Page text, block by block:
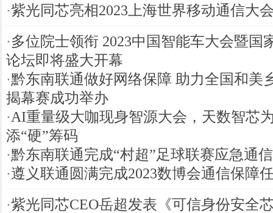
·紫光同芯亮相2023上海世界移动通信大
·多位院士领衔 2023中国智能车大会暨国
论坛即将盛大开幕
·黔东南联通做好网络保障 助力全国和美
揭幕赛成功举办
·AI重量级大咖现身智源大会，天数智芯
添“硬”筹码
·黔东南联通完成“村超”足球联赛应急通
·遵义联通圆满完成2023数博会通信保障
·紫光同芯CEO岳超发表《可信身份安全